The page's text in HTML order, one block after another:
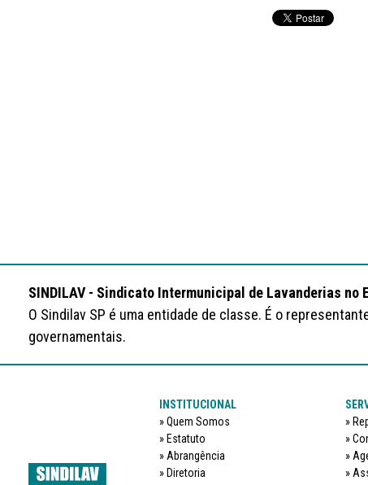
SINDILAV - Sindicato Intermunicipal de Lavanderias no
O Sindilav SP é uma entidade de classe. É o
governamentais.
INSTITUCIONAL
Quem Somos
Estatuto
Abrangência
Diretoria